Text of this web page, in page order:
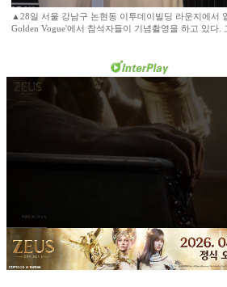
▲28일 서울 강남구 논현동 이투데이빌딩 라운지에서
Golden Vogue'에서 참석자들이 기념촬영을 하고 있다.